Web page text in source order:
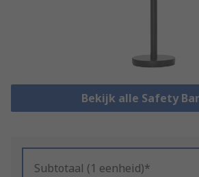
Bekijk alle Safety
Subtotaal (1 eenheid)*